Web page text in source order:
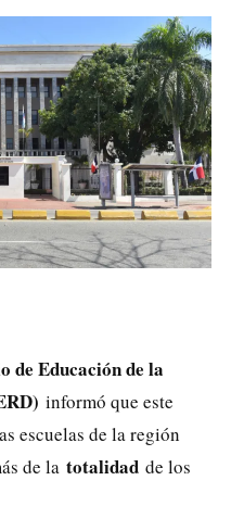
de Educación de la
informó que este
escuelas de la región
de la totalidad de los